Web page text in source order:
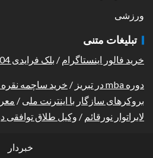
ورزشی
تبلیغات متنی
خرید فالور اینستاگرام / بلک فرایدی 1404 جوشن گلد
دوره mba در تبریز / خرید ساچمه
بروکرهای سازگار با اینترنت ملی /
لابراتوار نورقائم / وکیل طلاق توافقی
خبردار